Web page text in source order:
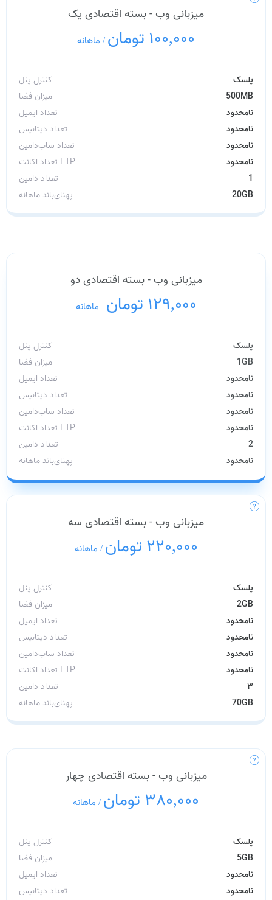
میزبانی وب - بسته اقتصادی یک
100,000 تومان / ماهانه
کنترل پنل
پلسک
میزان فضا
500MB
تعداد ایمیل
نامحدود
تعداد دیتابیس
نامحدود
تعداد ساب‌دامین
نامحدود
تعداد اکانت FTP
نامحدود
تعداد دامین
1
پهنای‌باند ماهانه
20GB
میزبانی وب - بسته اقتصادی دو
129,000 تومان ماهانه
کنترل پنل
پلسک
میزان فضا
1GB
تعداد ایمیل
نامحدود
تعداد دیتابیس
نامحدود
تعداد ساب‌دامین
نامحدود
تعداد اکانت FTP
نامحدود
تعداد دامین
2
پهنای‌باند ماهانه
نامحدود
میزبانی وب - بسته اقتصادی سه
220,000 تومان / ماهانه
کنترل پنل
پلسک
میزان فضا
2GB
تعداد ایمیل
نامحدود
تعداد دیتابیس
نامحدود
تعداد ساب‌دامین
نامحدود
تعداد اکانت FTP
نامحدود
تعداد دامین
۳
پهنای‌باند ماهانه
70GB
میزبانی وب - بسته اقتصادی چهار
380,000 تومان / ماهانه
کنترل پنل
پلسک
میزان فضا
5GB
تعداد ایمیل
نامحدود
تعداد دیتابیس
نامحدود